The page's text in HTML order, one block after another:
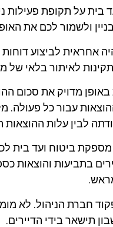
בית על תקופת פעילות
ולשמור לכם את
אחראית לביצוע
לאיתור בלאי של
מדויק את סכום
עבור כל פעולה.
לבין עלות ההוצאות
ביטוח ועד בית
בתביעות והוצאות
חברת הניהול. לא
תישאר בידי הדיירים.